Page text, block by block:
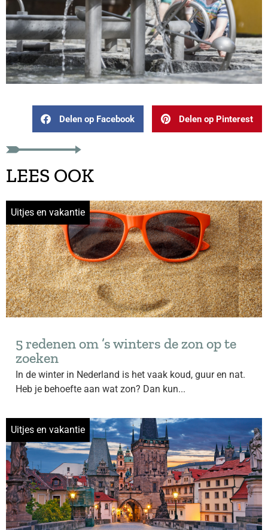
Delen op Facebook Delen op Pinterest
LEES OOK
Uitjes en vakantie
5 redenen om ’s winters de zon op te
zoeken
In de winter in Nederland is het vaak koud, guur en nat.
Heb je behoefte aan wat zon? Dan kun...
Uitjes en vakantie